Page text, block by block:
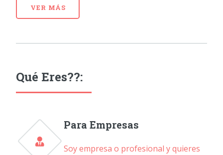
VER MÁS
Qué Eres??:
Para Empresas
Soy empresa o profesional y quieres